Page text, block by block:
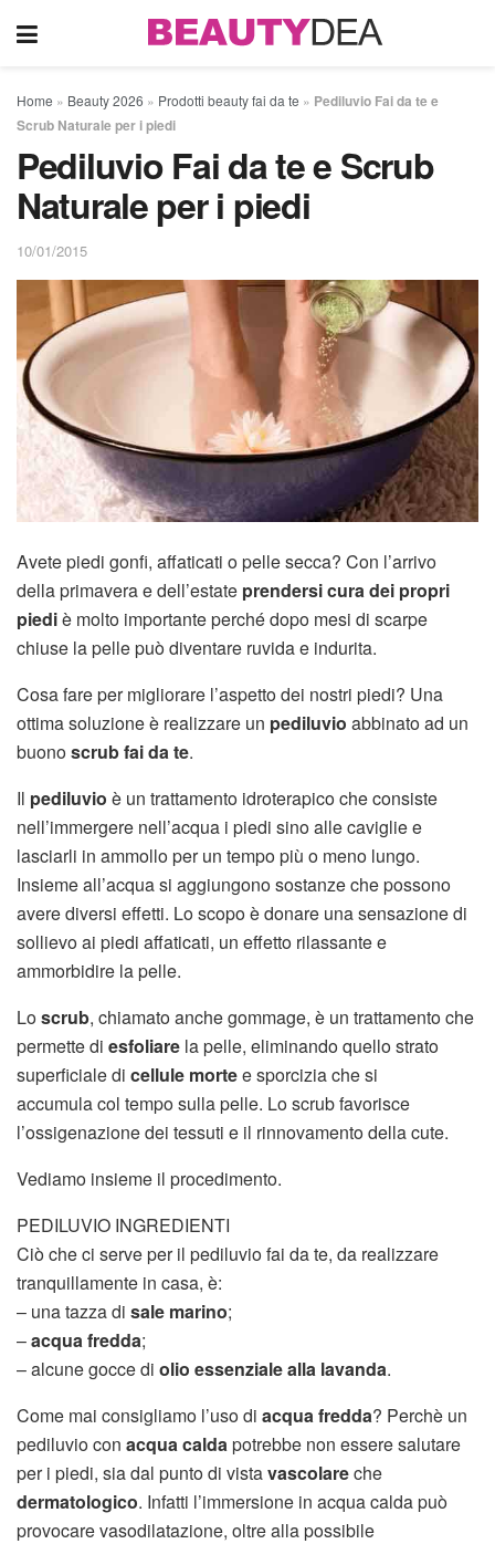
Home » Beauty 2026 » Prodotti beauty fai da te » Pediluvio Fai da te e
Scrub Naturale per i piedi
Pediluvio Fai da te e Scrub
Naturale per i piedi
10/01/2015
Avete piedi gonfi, affaticati o pelle secca? Con l’arrivo
della primavera e dell’estate prendersi cura dei propri
piediè molto importante perché dopo mesi di scarpe
chiuse la pelle può diventare ruvida e indurita.
Cosa fare per migliorare l’aspetto dei nostri piedi? Una
ottima soluzione è realizzare un pediluvio abbinato ad un
buonoscrub fai da te.
Il pediluvio è un trattamento idroterapico che consiste
nell’immergere nell’acqua i piedi sino alle caviglie e
lasciarli in ammollo per un tempo più o meno lungo.
Insieme all’acqua si aggiungono sostanze che possono
avere diversi effetti. Lo scopo è donare una sensazione di
sollievo ai piedi affaticati, un effetto rilassante e
ammorbidire la pelle.
Loscrub, chiamato anche gommage, è un trattamento che
permette di esfoliare la pelle, eliminando quello strato
superficiale di cellule mortee sporcizia che si
accumula col tempo sulla pelle. Lo scrub favorisce
l’ossigenazione dei tessuti e il rinnovamento della cute.
Vediamo insieme il procedimento.
PEDILUVIO INGREDIENTI
Ciò che ci serve per il pediluvio fai da te, da realizzare
tranquillamente in casa, è:
– una tazza di sale marino;
–acqua fredda;
– alcune gocce di olio essenziale alla lavanda.
Come mai consigliamo l’uso di acqua fredda? Perchè un
pediluvio con acqua caldapotrebbe non essere salutare
per i piedi, sia dal punto di vistavascolareche
dermatologico. Infatti l’immersione in acqua calda può
provocare vasodilatazione, oltre alla possibile